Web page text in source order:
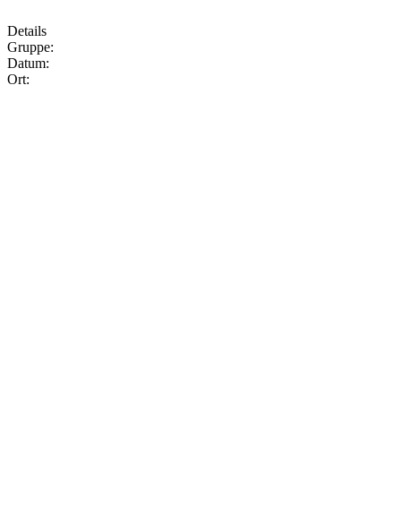
Details
Gruppe:
Datum:
Ort: